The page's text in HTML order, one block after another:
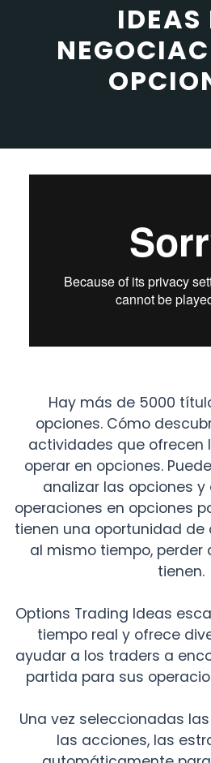
IDEAS
Hay más de 5000
opciones. Cómo
actividades que ofrecen
operar en opciones.
analizar las opciones
operaciones en opciones
tienen una oportunidad de
al mismo tiempo, perder
tienen.
Options Trading Ideas
tiempo real y ofrece
ayudar a los traders a
partida para sus
Una vez seleccionadas
las acciones, las